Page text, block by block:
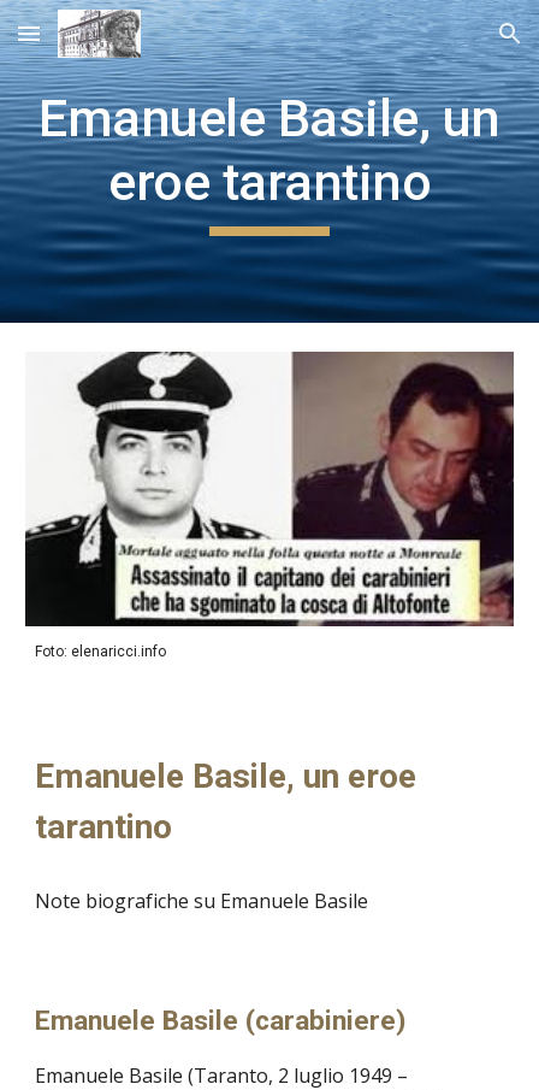
Skip to main content Skip to navigation
Emanuele Basile, un
eroe tarantino
Foto: elenaricci.info
Emanuele Basile, un eroe
tarantino
Note biografiche su Emanuele Basile
Emanuele Basile (carabiniere)
Emanuele Basile (Taranto, 2 luglio 1949 –